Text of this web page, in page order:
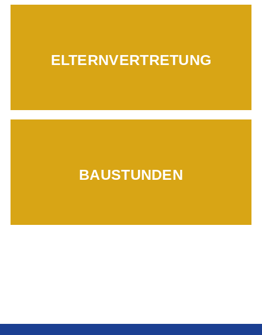
ELTERNVERTRETUNG
Mehr erfahren...
BAUSTUNDEN
Mehr erfahren...